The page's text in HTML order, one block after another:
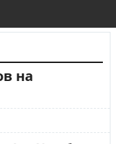
на